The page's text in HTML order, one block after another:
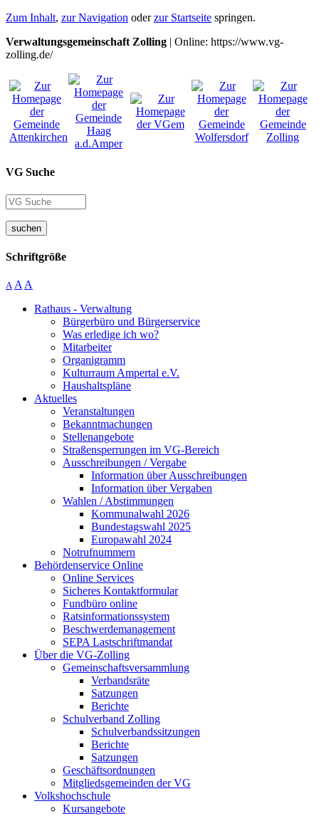
Zum Inhalt, zur Navigation oderzur Startseite springen.
Verwaltungsgemeinschaft Zolling | Online: https://www.vg-
zolling.de/
VG Suche
suchen
Schriftgröße
A A A
Rathaus - Verwaltung
Bürgerbüro und Bürgerservice
Was erledige ich wo?
Mitarbeiter
Organigramm
Kulturraum Ampertal e.V.
Haushaltspläne
Aktuelles
Veranstaltungen
Bekanntmachungen
Stellenangebote
Straßensperrungen im VG-Bereich
Ausschreibungen / Vergabe
Information über Ausschreibungen
Information über Vergaben
Wahlen / Abstimmungen
Kommunalwahl 2026
Bundestagswahl 2025
Europawahl 2024
Notrufnummern
Behördenservice Online
Online Services
Sicheres Kontaktformular
Fundbüro online
Ratsinformationssystem
Beschwerdemanagement
SEPA Lastschriftmandat
Über die VG-Zolling
Gemeinschaftsversammlung
Verbandsräte
Satzungen
Berichte
Schulverband Zolling
Schulverbandssitzungen
Berichte
Satzungen
Geschäftsordnungen
Mitgliedsgemeinden der VG
Volkshochschule
Kursangebote